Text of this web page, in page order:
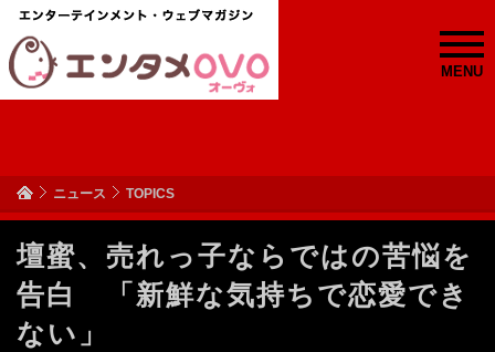
MENU
ニュース TOPICS
壇蜜、売れっ子ならではの苦悩を
告白 「新鮮な気持ちで恋愛でき
ない」